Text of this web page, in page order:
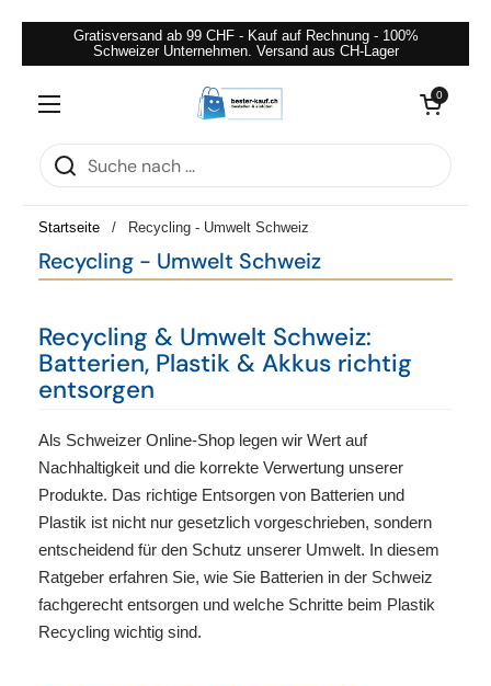
Zum Inhalt springen
Gratisversand ab 99 CHF - Kauf auf Rechnung - 100%
Schweizer Unternehmen. Versand aus CH-Lager
Menü öffnen
Warenkorb öffnen
0
Startseite / Recycling - Umwelt Schweiz
Recycling - Umwelt Schweiz
Recycling & Umwelt Schweiz:
Batterien, Plastik & Akkus richtig
entsorgen
Als Schweizer Online-Shop legen wir Wert auf
Nachhaltigkeit und die korrekte Verwertung unserer
Produkte. Das richtige Entsorgen von Batterien und
Plastik ist nicht nur gesetzlich vorgeschrieben, sondern
entscheidend für den Schutz unserer Umwelt. In diesem
Ratgeber erfahren Sie, wie Sie Batterien in der Schweiz
fachgerecht entsorgen und welche Schritte beim Plastik
Recycling wichtig sind.